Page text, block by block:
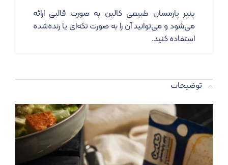
پنیر پارمسان طبیعی کالین به صورت قالبی ارائه
می‌شود و می‌توانید آن را به صورت تکه‌ای یا رنده‌شده
استفاده کنید.
توضیحات